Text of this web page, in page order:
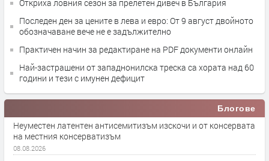
Откриха ловния сезон за прелетен дивеч в България
Последен ден за цените в лева и евро: От 9 август двойното
обозначаване вече не е задължително
Практичен начин за редактиране на PDF документи онлайн
Най-застрашени от западнонилска треска са хората над 60
години и тези с имунен дефицит
Блогове
Неуместен латентен антисемитизъм изскочи и от консервата
на местния консерватизъм
08.08.2026